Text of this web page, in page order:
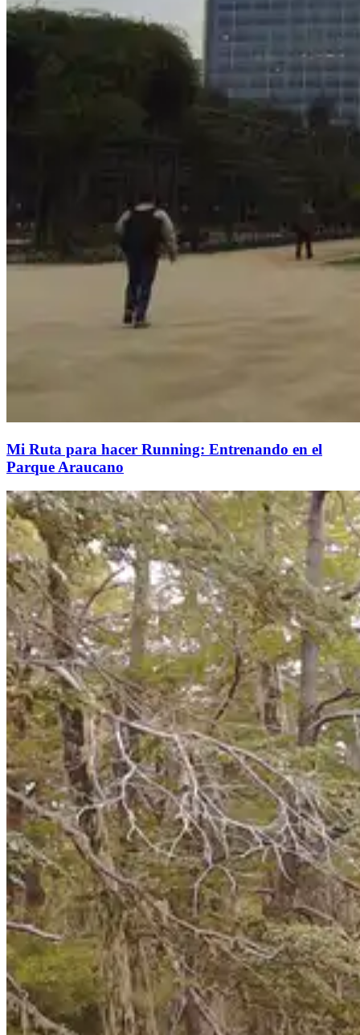
Mi Ruta para hacer Running: Entrenando en el
Parque Araucano